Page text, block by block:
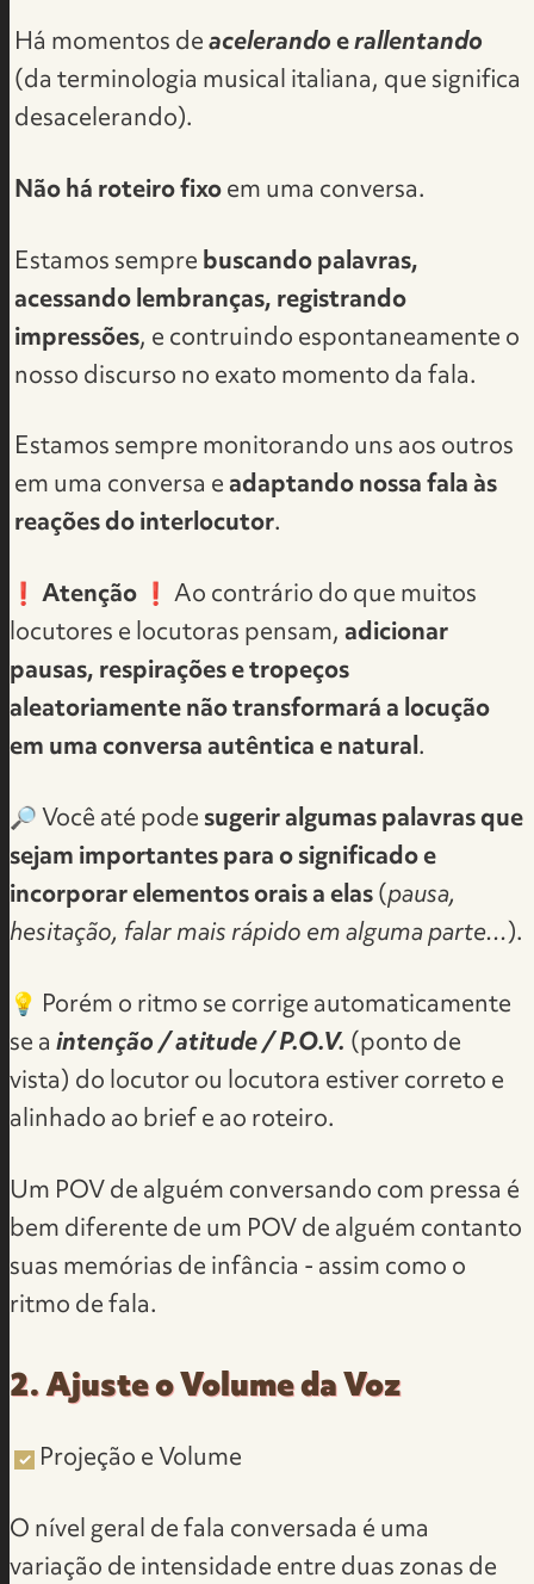
Há momentos deacelerandoerallentando
(da terminologia musical italiana, que significa
desacelerando).
Não há roteiro fixoem uma conversa.
Estamos semprebuscando palavras,
acessando lembranças, registrando
impressões, e contruindo espontaneamente o
nosso discurso no exato momento da fala.​
Estamos sempre monitorando uns aos outros
em uma conversa eadaptando nossa fala às
reações do interlocutor.
❗Atenção ❗ Ao contrário do que muitos
locutores e locutoras pensam,adicionar
pausas, respirações e tropeços
aleatoriamente não transformará a locução
em uma conversa autêntica e natural.
🔎 Você até podesugerir algumas palavras que
sejam importantes para o significado e
incorporar elementos orais a elas(pausa,
hesitação, falar mais rápido em alguma parte...).
💡 ​Porém o ritmo se corrige automaticamente
se aintenção / atitude / P.O.V.(ponto de
vista) do locutor ou locutora estiver correto e
alinhado ao brief e ao roteiro.
Um POV de alguém conversando com pressa é
bem diferente de um POV de alguém contanto
suas memórias de infância - assim como o
ritmo de fala.
2. Ajuste o Volume da Voz
Projeção e Volume
O nível geral de fala conversada é uma
variação de intensidade entre duas zonas de